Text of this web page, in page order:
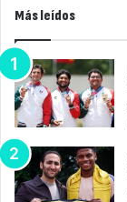
Más leídos